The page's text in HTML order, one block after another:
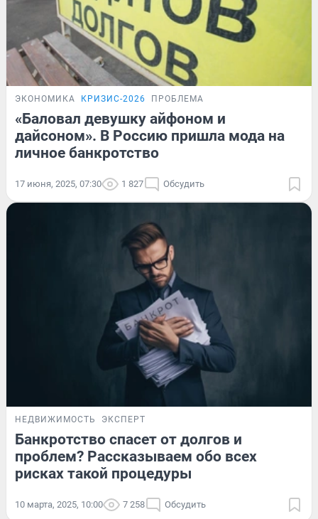
ЭКОНОМИКА КРИЗИС-2026 ПРОБЛЕМА
«Баловал девушку айфоном и
дайсоном». В Россию пришла мода на
личное банкротство
17 июня, 2025, 07:30 1 827 Обсудить
НЕДВИЖИМОСТЬ ЭКСПЕРТ
Банкротство спасет от долгов и
проблем? Рассказываем обо всех
рисках такой процедуры
10 марта, 2025, 10:00 7 258 Обсудить